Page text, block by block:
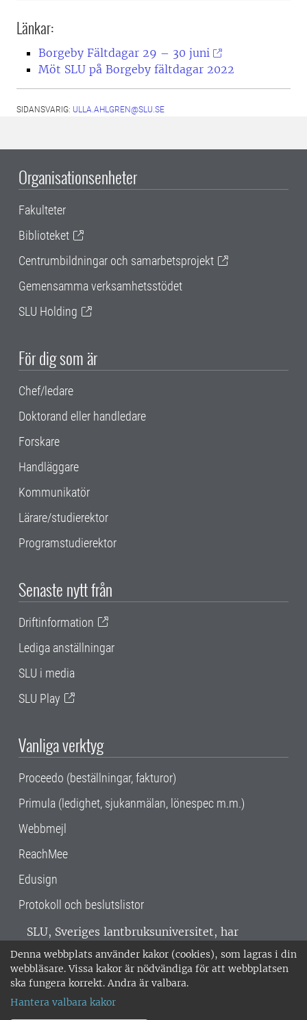
Denna webbplats använder kakor (cookies), som lagras i din
webbläsare. Vissa kakor är nödvändiga för att webbplatsen
ska fungera korrekt. Andra är valbara.
Hantera valbara kakor
Länkar:
Borgeby Fältdagar 29 – 30 juni
Möt SLU på Borgeby fältdagar 2022
SIDANSVARIG: ULLA.AHLGREN@SLU.SE
Organisationsenheter
Fakulteter
Biblioteket
Centrumbildningar och samarbetsprojekt
Gemensamma verksamhetsstödet
SLU Holding
För dig som är
Chef/ledare
Doktorand eller handledare
Forskare
Handläggare
Kommunikatör
Lärare/studierektor
Programstudierektor
Senaste nytt från
Driftinformation
Lediga anställningar
SLU i media
SLU Play
Vanliga verktyg
Proceedo (beställningar, fakturor)
Primula (ledighet, sjukanmälan, lönespec m.m.)
Webbmejl
ReachMee
Edusign
Protokoll och beslutslistor
SLU, Sveriges lantbruksuniversitet, har
verksamhet över hela Sverige. Huvudorter är
Alnarp, Uppsala och Umeå.SLU är
miljöcertifierat enligt ISO 14001. •
018-67 10 00 • Org nr: 202100-2817 •